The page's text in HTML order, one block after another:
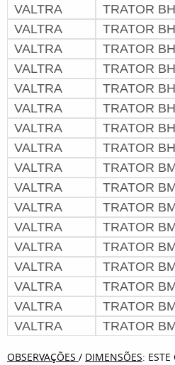
VALTRA
TRATOR
VALTRA
TRATOR
VALTRA
TRATOR
VALTRA
TRATOR
VALTRA
TRATOR
VALTRA
TRATOR
VALTRA
TRATOR
VALTRA
TRATOR
VALTRA
TRATOR
VALTRA
TRATOR
VALTRA
TRATOR
VALTRA
TRATOR
VALTRA
TRATOR
VALTRA
TRATOR
VALTRA
TRATOR
VALTRA
TRATOR
VALTRA
TRATOR
OBSERVAÇÕES / DIMENSÕES: